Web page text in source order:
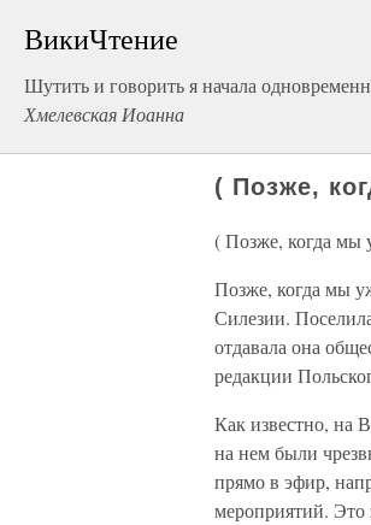
ВикиЧтение
Шутить и говорить я начала
Хмелевская Иоанна
( Позже,
( Позже, когда
Позже, когда мы
Силезии.
отдавала она
редакции
Как известно, на
на нем были
прямо в эфир,
мероприятий. Это